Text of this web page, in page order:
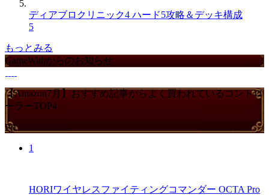
ディアブロクリニック4 ハード5攻略＆デッキ構成
5
もっとみる
GameWithからのお知らせ
【Amazon7月】おすすめ記事からよく買われているコントロ
ーラーTOP4
PR
1
HORIワイヤレスファイティングコマンダー OCTA Pro